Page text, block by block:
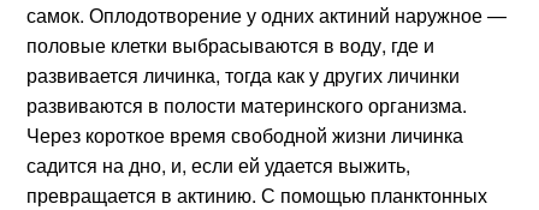
самок. Оплодотворение у одних актиний наружное —
половые клетки выбрасываются в воду, где и
развивается личинка, тогда как у других личинки
развиваются в полости материнского организма.
Через короткое время свободной жизни личинка
садится на дно, и, если ей удается выжить,
превращается в актинию. С помощью планктонных